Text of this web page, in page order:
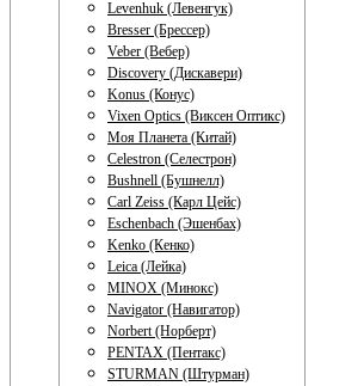
Levenhuk (Левенгук)
Bresser (Брессер)
Veber (Вебер)
Discovery (Дискавери)
Konus (Конус)
Vixen Optics (Виксен Оптикс)
Моя Планета (Китай)
Celestron (Селестрон)
Bushnell (Бушнелл)
Carl Zeiss (Карл Цейс)
Eschenbach (Эшенбах)
Kenko (Кенко)
Leica (Лейка)
MINOX (Минокс)
Navigator (Навигатор)
Norbert (Норберт)
PENTAX (Пентакс)
STURMAN (Штурман)